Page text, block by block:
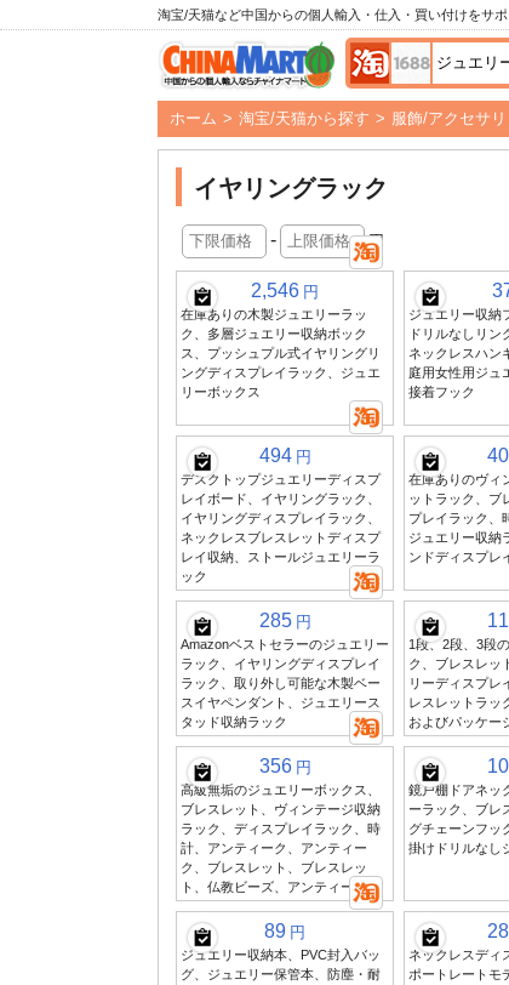
淘宝/天猫など中国からの個人輸入・仕入・買い付けをサ
ホーム > 淘宝/天猫から探す > 服飾/アクセサリ
イヤリングラック
- 円
2,546 円
在庫ありの木製ジュエリーラッ
ク、多層ジュエリー収納ボック
ス、プッシュプル式イヤリングリ
ングディスプレイラック、ジュエ
リーボックス
ジュエリー収納
ドリルなしリン
ネックレスハン
庭用女性用ジュ
接着フック
494 円
デスクトップジュエリーディスプ
レイボード、イヤリングラック、
イヤリングディスプレイラック、
ネックレスブレスレットディスプ
レイ収納、ストールジュエリーラ
ック
在庫ありのヴィ
ットラック、ブ
プレイラック、
ジュエリー収納
ンドディスプレ
285 円
Amazonベストセラーのジュエリー
ラック、イヤリングディスプレイ
ラック、取り外し可能な木製ベー
スイヤペンダント、ジュエリース
タッド収納ラック
1段、2段、3段
ク、ブレスレッ
リーディスプレ
レスレットラッ
およびパッケー
356 円
高級無垢のジュエリーボックス、
ブレスレット、ヴィンテージ収納
ラック、ディスプレイラック、時
計、アンティーク、アンティー
ク、ブレスレット、ブレスレッ
ト、仏教ビーズ、アンティーク
鏡戸棚ドアネッ
ーラック、ブレ
グチェーンフッ
掛けドリルなし
89 円
ジュエリー収納本、PVC封入バッ
グ、ジュエリー保管本、防塵・耐
ネックレスディ
ポートレートモ